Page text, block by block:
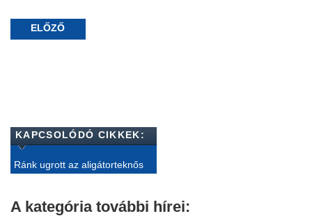
ELŐZŐ
KAPCSOLÓDÓ CIKKEK:
Ránk ugrott az aligátorteknős
A kategória további hírei: